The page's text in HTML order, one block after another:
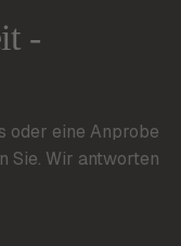
-
oder eine Anprobe
Sie. Wir antworten